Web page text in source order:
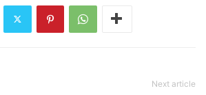
Next article